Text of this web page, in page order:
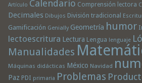
Artículo Calendario Comprensión lectora
Decimales Dibujos División tradicional
Gamificación Genially Geometría humor
lectoescritura Lectura Lengua lenguaje
Manualidades
Máquinas didácticas México Navidad
Paz PDI primaria Problemas